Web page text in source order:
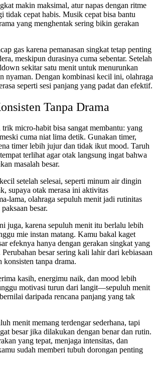
makin maksimal, atur napas dengan ritme
tidak cepat habis. Musik cepat bisa bantu
yang menghentak sering bikin gerakan
gas karena pemanasan singkat tetap penting
meskipun durasinya cuma sebentar. Setelah
sekitar satu menit untuk menurunkan
nyaman. Dengan kombinasi kecil ini, olahraga
seperti sesi panjang yang padat dan efektif.
Tanpa Drama
micro-habit bisa sangat membantu: yang
cuma niat lima detik. Gunakan timer,
timer lebih jujur dan tidak ikut mood. Taruh
terlihat agar otak langsung ingat bahwa
masalah besar.
setelah selesai, seperti minum air dingin
supaya otak merasa ini aktivitas
lama, olahraga sepuluh menit jadi rutinitas
besar.
juga, karena sepuluh menit itu berlalu lebih
mie instan matang. Kamu bakal kaget
efeknya hanya dengan gerakan singkat yang
besar sering kali lahir dari kebiasaan
tanpa drama.
kasih, energimu naik, dan mood lebih
motivasi turun dari langit—sepuluh menit
daripada rencana panjang yang tak
menit memang terdengar sederhana, tapi
besar jika dilakukan dengan benar dan rutin.
yang tepat, menjaga intensitas, dan
sudah memberi tubuh dorongan penting